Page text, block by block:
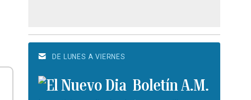
DE LUNES A VIERNES
Boletín A.M.